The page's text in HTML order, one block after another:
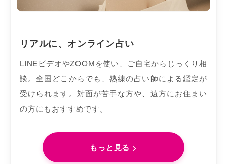
リアルに、オンライン占い
LINEビデオやZOOMを使い、ご自宅からじっくり相
談。全国どこからでも、熟練の占い師による鑑定が
受けられます。対面が苦手な方や、遠方にお住まい
の方にもおすすめです。
もっと見る >